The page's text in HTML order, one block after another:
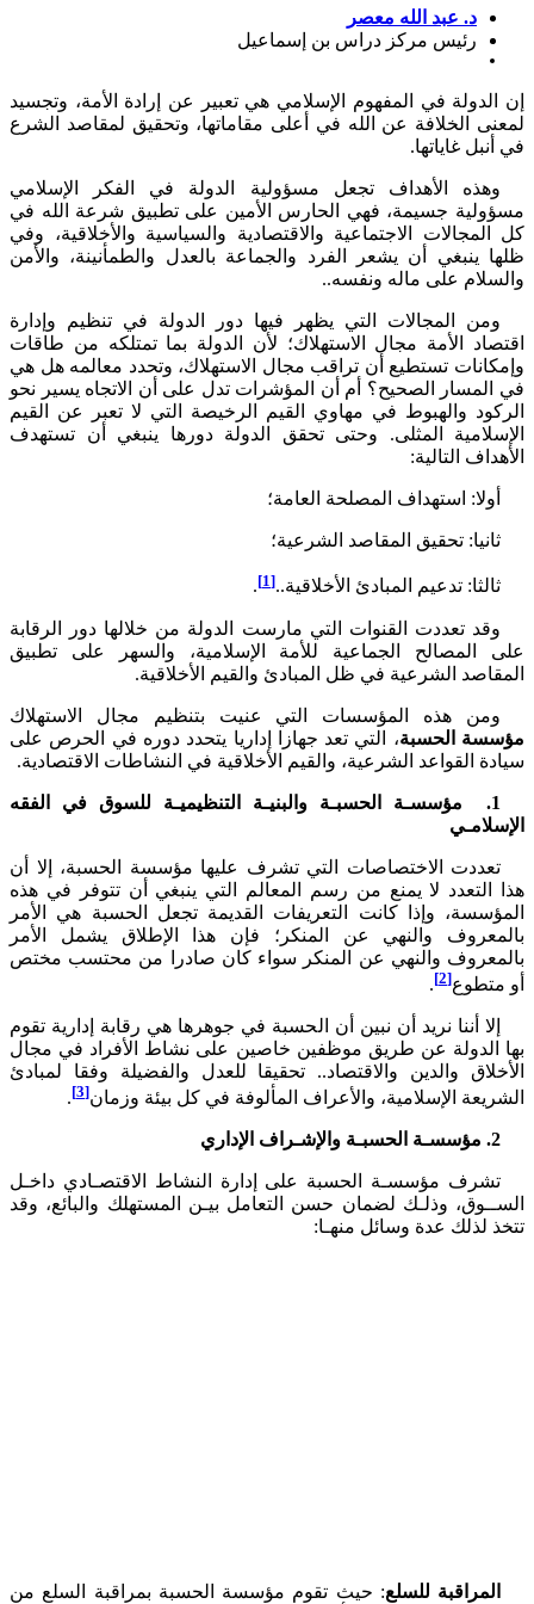
د. عبد الله معصر
رئيس مركز دراس بن إسماعيل
في المفهوم الإسلامي هي تعبير عن إرادة الأمة، وتجسيد
الخلافة عن الله في أعلى مقاماتها، وتحقيق لمقاصد الشرع
غاياتها.
الأهداف تجعل مسؤولية الدولة في الفكر الإسلامي
جسيمة، فهي الحارس الأمين على تطبيق شرعة الله في
الاجتماعية والاقتصادية والسياسية والأخلاقية، وفي
ينبغي أن يشعر الفرد والجماعة بالعدل والطمأنينة، والأمن
على ماله ونفسه..
المجالات التي يظهر فيها دور الدولة في تنظيم وإدارة
الأمة مجال الاستهلاك؛ لأن الدولة بما تمتلكه من طاقات
تستطيع أن تراقب مجال الاستهلاك، وتحدد معالمه هل هي
الصحيح؟ أم أن المؤشرات تدل على أن الاتجاه يسير نحو
والهبوط في مهاوي القيم الرخيصة التي لا تعبر عن القيم
المثلى. وحتى تحقق الدولة دورها ينبغي أن تستهدف
التالية:
استهداف المصلحة العامة؛
تحقيق المقاصد الشرعية؛
تدعيم المبادئ الأخلاقية..[1]
.
تعددت القنوات التي مارست الدولة من خلالها دور الرقابة
الجماعية للأمة الإسلامية، والسهر على تطبيق
الشرعية في ظل المبادئ والقيم الأخلاقية.
هذه المؤسسات التي عنيت بتنظيم مجال الاستهلاك
الحسبة، التي تعد جهازا إداريا يتحدد دوره في الحرص على
القواعد الشرعية، والقيم الأخلاقية في النشاطات الاقتصادية.
1. مؤسسـة الحسبـة والبنيـة التنظيميـة للسوق في الفقه
الاختصاصات التي تشرف عليها مؤسسة الحسبة، إلا أن
لا يمنع من رسم المعالم التي ينبغي أن تتوفر في هذه
وإذا كانت التعريفات القديمة تجعل الحسبة هي الأمر
والنهي عن المنكر؛ فإن هذا الإطلاق يشمل الأمر
والنهي عن المنكر سواء كان صادرا من محتسب مختص
[2]
.
أننا نريد أن نبين أن الحسبة في جوهرها هي رقابة إدارية تقوم
عن طريق موظفين خاصين على نشاط الأفراد في مجال
والدين والاقتصاد.. تحقيقا للعدل والفضيلة وفقا لمبادئ
الإسلامية، والأعراف المألوفة في كل بيئة وزمان
.
مؤسسـة الحسبة على إدارة النشاط الاقتصـادي داخـل
وذلـك لضمان حسن التعامل بيـن المستهلك والبائع، وقد
لذلك عدة وسائل منهـا:
للسلع: حيث تقوم مؤسسة الحسبة بمراقبة السلع من